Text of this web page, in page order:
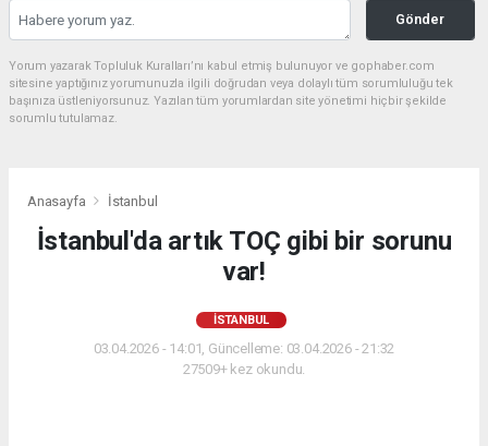
Gönder
Yorum yazarak Topluluk Kuralları’nı kabul etmiş bulunuyor ve gophaber.com
sitesine yaptığınız yorumunuzla ilgili doğrudan veya dolaylı tüm sorumluluğu tek
başınıza üstleniyorsunuz. Yazılan tüm yorumlardan site yönetimi hiçbir şekilde
sorumlu tutulamaz.
Anasayfa İstanbul
İstanbul'da artık TOÇ gibi bir sorunu
var!
İSTANBUL
03.04.2026 - 14:01, Güncelleme: 03.04.2026 - 21:32
27509+ kez okundu.